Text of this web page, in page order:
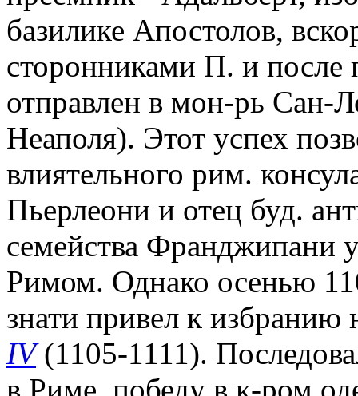
базилике Апостолов,
сторонниками П. и после
отправлен в мон-рь Сан-
Неаполя). Этот успех
влиятельного рим.
Пьерлеони и отец буд.
семейства Франджипани
Римом. Однако осенью
знати привел к
IV(1105-1111).
в Риме, победу в к-ром